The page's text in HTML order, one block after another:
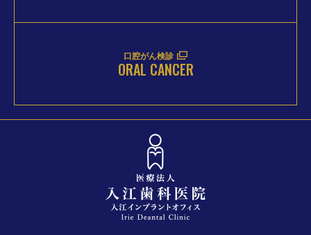
口腔がん検診
ORAL CANCER